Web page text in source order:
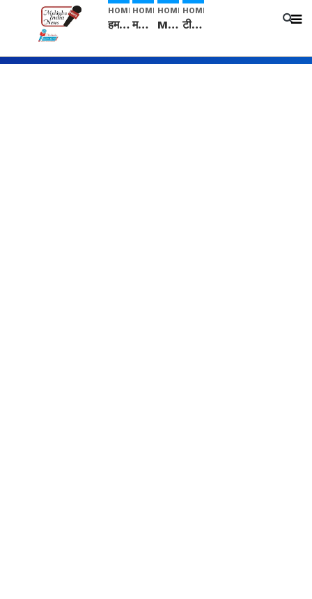
HOME
हम सनातनी..." सांसद kangana Ranaut से क्या बोली लड़की? Viral Jantar-Mantar | CJP protest
HOME
मनीषा हत्याकांड: हत्या, आत्महत्या या कोई बड़ा राज? | Full Story | Josh Haryana
HOME
Mangalsutra: हिंदू धर्म में शादी के बाद मंगलसूत्र क्यों पहनती है महिलाएं, किसने शुरु की ये परंपरा
HOME
टीम बीकेई ने एग्रीकल्चर ग्रेड की यूरिया खाद गट्टों में बदलकर टेक्निकल ग्रेड में बेचने वालों पर करवाई कार्रवाई: लखविंदर सिंह औलख